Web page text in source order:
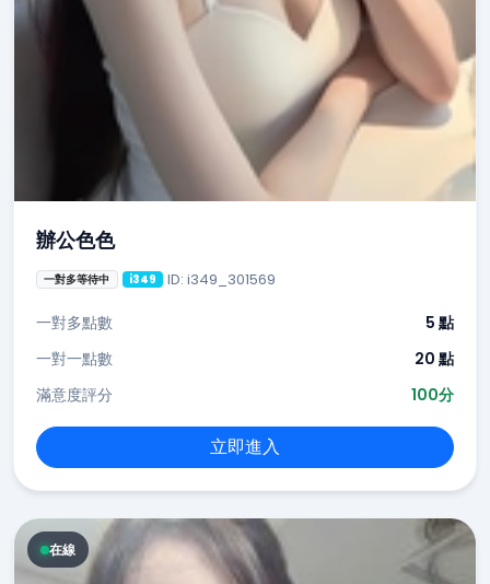
辦公色色
一對多等待中 i349 ID: i349_301569
一對多點數
5 點
一對一點數
20 點
滿意度評分
100分
立即進入
在線